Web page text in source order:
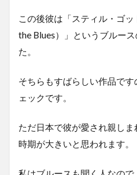
この後彼は「スティル・ゴ
the Blues）」というブルース
た。
そちらもすばらしい作品で
ェックです。
ただ日本で彼が愛され親し
時期が大きいと思われます。